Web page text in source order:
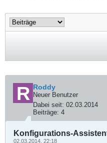
Roddy
Neuer Benutzer
Dabei seit: 02.03.2014
Beiträge: 4
Konfigurations-
02.03.2014, 22:18